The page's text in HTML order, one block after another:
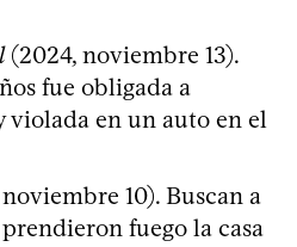
(2024, noviembre 13).
fue obligada a
violada en un auto en el
10). Buscan a
fuego la casa